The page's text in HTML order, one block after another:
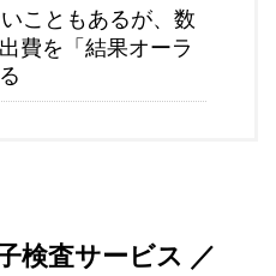
こともあるが、数
費を「結果オーラ
検査サービス ／